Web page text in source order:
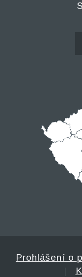
Prohlášení o